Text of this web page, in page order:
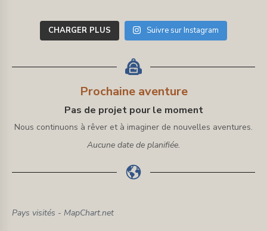
CHARGER PLUS Suivre sur Instagram
Prochaine aventure
Pas de projet pour le moment
Nous continuons à rêver et à imaginer de nouvelles aventures.
Aucune date de planifiée.
Pays visités - MapChart.net